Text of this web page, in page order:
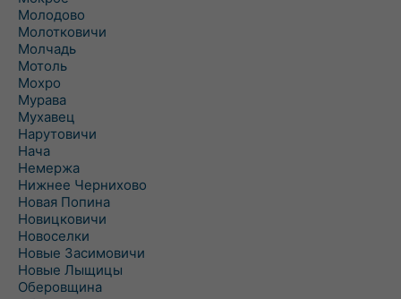
Молодово
Молотковичи
Молчадь
Мотоль
Мохро
Мурава
Мухавец
Нарутовичи
Нача
Немержа
Нижнее Чернихово
Новая Попина
Новицковичи
Новоселки
Новые Засимовичи
Новые Лыщицы
Оберовщина